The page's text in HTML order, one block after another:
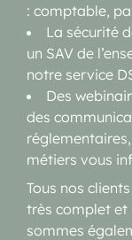
: comptable,
La sécurité
un SAV de
notre service
Des
des
métiers vous
Tous nos
très complet et
sommes